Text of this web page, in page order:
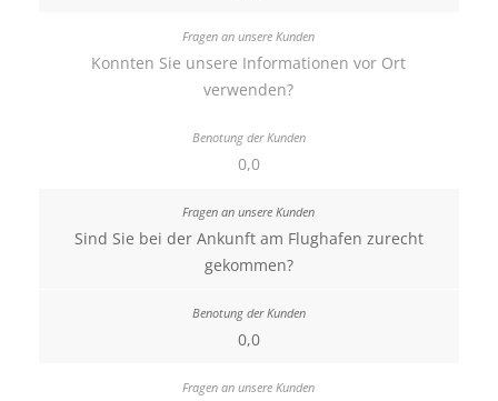
Konnten Sie unsere Informationen vor Ort
verwenden?
0,0
Sind Sie bei der Ankunft am Flughafen zurecht
gekommen?
0,0